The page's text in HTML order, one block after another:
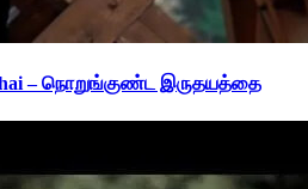
– நொறுங்குண்ட இருதயத்தை